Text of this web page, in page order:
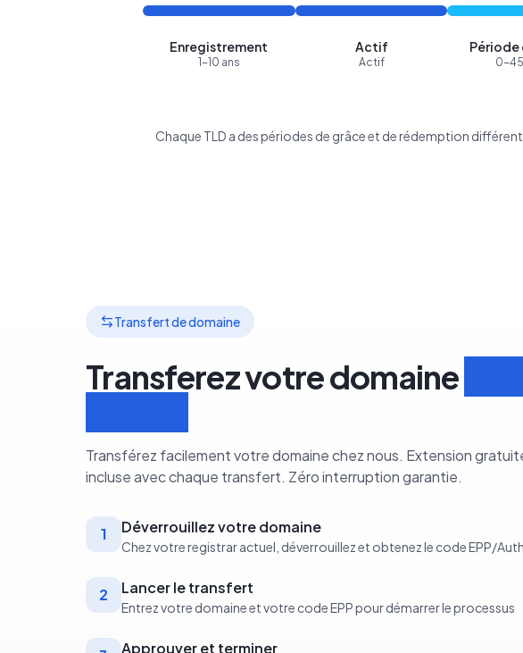
Enregistrement
1-10 ans
Actif
Actif
Période
0-
Chaque TLD a des périodes de grâce et de rédemption
Transfert de domaine
Transferez votre domaine
Transférez facilement votre domaine chez nous. Extension
incluse avec chaque transfert. Zéro interruption garantie.
1 Déverrouillez votre domaine
Chez votre registrar actuel, déverrouillez et obtenez le code EPP/Auth
2 Lancer le transfert
Entrez votre domaine et votre code EPP pour démarrer le processus
Approuver et terminer